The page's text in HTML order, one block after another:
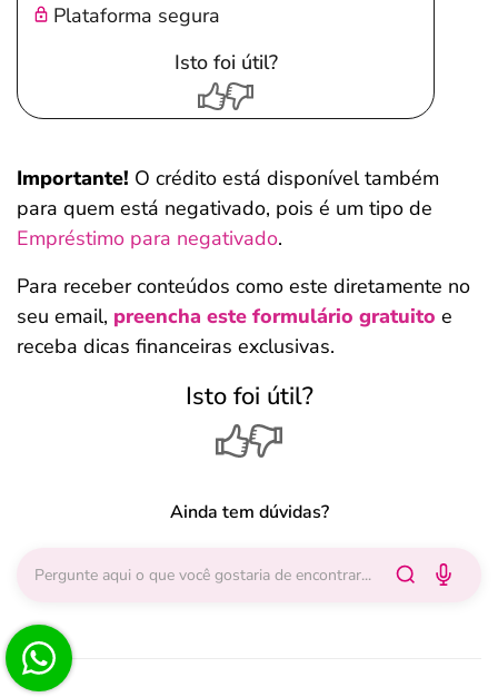
Plataforma segura
Isto foi útil?
Importante! O crédito está disponível também
para quem está negativado, pois é um tipo de
Empréstimo para negativado.
Para receber conteúdos como este diretamente no
seu email, preencha este formulário gratuito e
receba dicas financeiras exclusivas.
Isto foi útil?
Ainda tem dúvidas?